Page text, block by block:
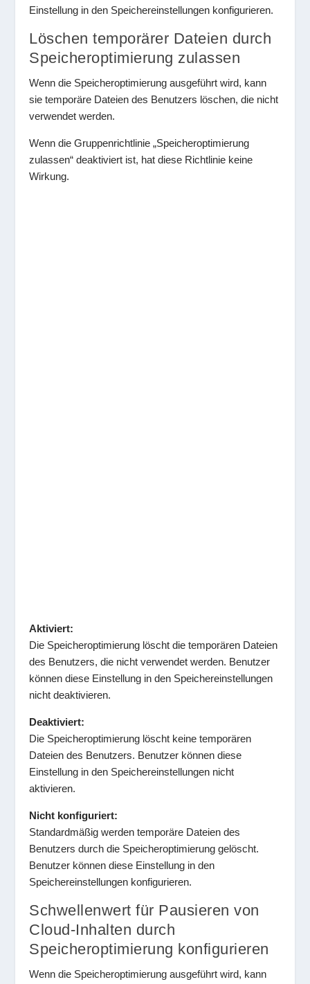
Einstellung in den Speichereinstellungen konfigurieren.
Löschen temporärer Dateien durch
Speicheroptimierung zulassen
Wenn die Speicheroptimierung ausgeführt wird, kann
sie temporäre Dateien des Benutzers löschen, die nicht
verwendet werden.
Wenn die Gruppenrichtlinie „Speicheroptimierung
zulassen“ deaktiviert ist, hat diese Richtlinie keine
Wirkung.
Aktiviert:
Die Speicheroptimierung löscht die temporären Dateien
des Benutzers, die nicht verwendet werden. Benutzer
können diese Einstellung in den Speichereinstellungen
nicht deaktivieren.
Deaktiviert:
Die Speicheroptimierung löscht keine temporären
Dateien des Benutzers. Benutzer können diese
Einstellung in den Speichereinstellungen nicht
aktivieren.
Nicht konfiguriert:
Standardmäßig werden temporäre Dateien des
Benutzers durch die Speicheroptimierung gelöscht.
Benutzer können diese Einstellung in den
Speichereinstellungen konfigurieren.
Schwellenwert für Pausieren von
Cloud-Inhalten durch
Speicheroptimierung konfigurieren
Wenn die Speicheroptimierung ausgeführt wird, kann